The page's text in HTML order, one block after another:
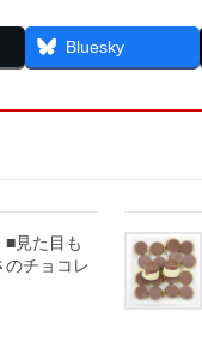
Bluesky
■見た目も
チョコレ